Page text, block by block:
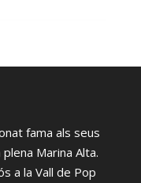
fama als seus
Marina Alta.
a la Vall de Pop